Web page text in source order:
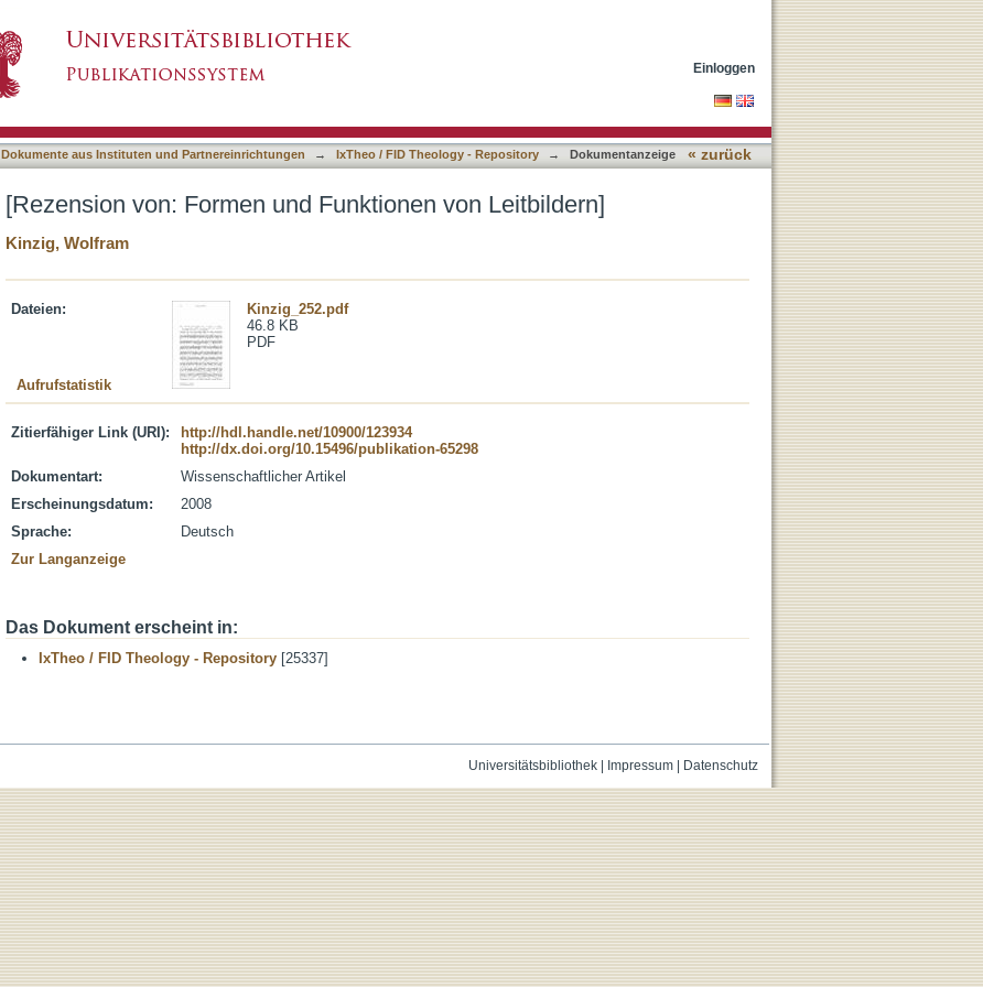
Einloggen
Dokumente aus Instituten und Partnereinrichtungen → IxTheo / FID Theology - Repository → Dokumentanzeige « zurück
[Rezension von: Formen und Funktionen von Leitbildern]
Kinzig, Wolfram
Dateien:
Kinzig_252.pdf
46.8 KB
PDF
Aufrufstatistik
Zitierfähiger Link (URI):
http://hdl.handle.net/10900/123934
http://dx.doi.org/10.15496/publikation-65298
Dokumentart:
Wissenschaftlicher Artikel
Erscheinungsdatum:
2008
Sprache:
Deutsch
Zur Langanzeige
Das Dokument erscheint in:
IxTheo / FID Theology - Repository [25337]
Universitätsbibliothek| Impressum| Datenschutz